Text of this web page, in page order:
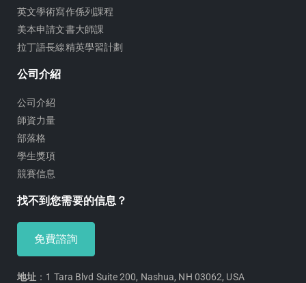
英文學術寫作係列課程
美本申請文書大師課
拉丁語長線精英學習計劃
公司介紹
公司介紹
師資力量
部落格
學生獎項
競賽信息
找不到您需要的信息？
免費諮詢
地址 ：1 Tara Blvd Suite 200, Nashua, NH 03062, USA